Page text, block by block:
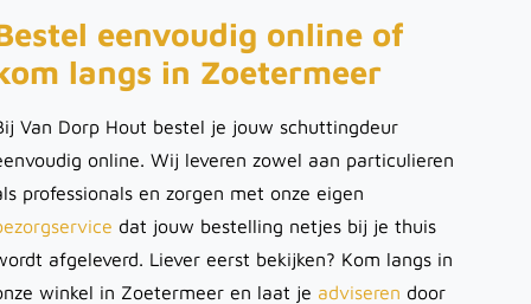
eenvoudig online of
langs in Zoetermeer
Van Dorp Hout bestel je jouw schuttingdeur
online. Wij leveren zowel aan particulieren
professionals en zorgen met onze eigen
dat jouw bestelling netjes bij je thuis
afgeleverd. Liever eerst bekijken? Kom langs in
winkel in Zoetermeer en laat je adviseren door